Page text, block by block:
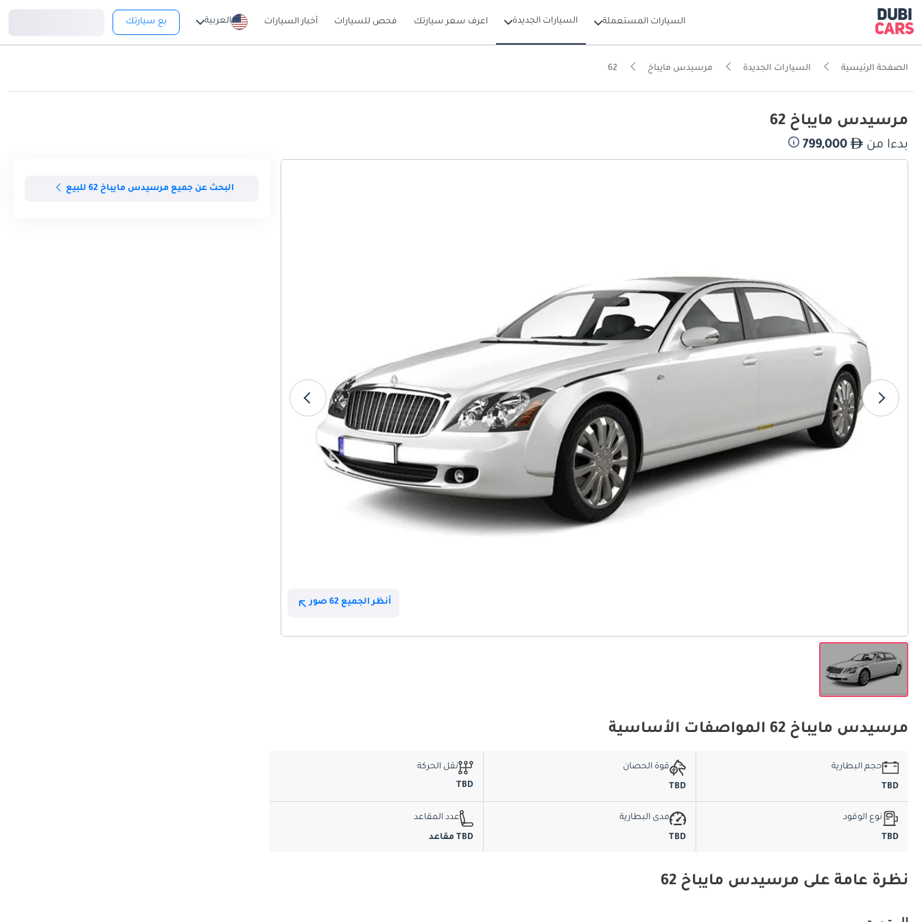
السيارات المستعملة السيارات الجديدة اعرف سعر سيارتك فحص للسيارات أخبار السيارات العربية بع سيارتك
الصفحة الرئيسية السيارات الجديدة مرسيدس مايباخ 62
مرسيدس مايباخ 62
بدءا من
أنظر الجميع 62 صور
البحث عن جميع مرسيدس مايباخ 62 للبيع
مرسيدس مايباخ 62 المواصفات الأساسية
حجم البطارية
TBD
قوة الحصان
TBD
نقل الحركة
TBD
نوع الوقود
TBD
مدى البطارية
TBD
عدد المقاعد
TBD مقاعد
نظرة عامة على مرسيدس مايباخ 62